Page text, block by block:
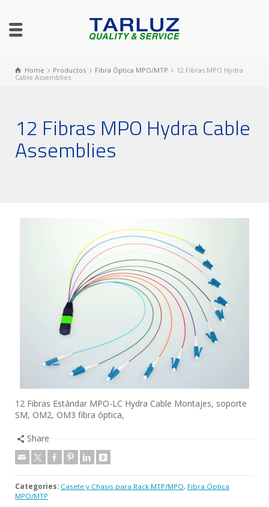
Home Productos Fibra Óptica MPO/MTP
12 Fibras MPO Hydra
Cable Assemblies
12 Fibras MPO Hydra Cable
Assemblies
12 Fibras Estándar MPO-LC Hydra Cable Montajes, soporte
SM, OM2, OM3 fibra óptica,
Share
Categories: Casete y Chasis para Rack MTP/MPO, Fibra Óptica
MPO/MTP